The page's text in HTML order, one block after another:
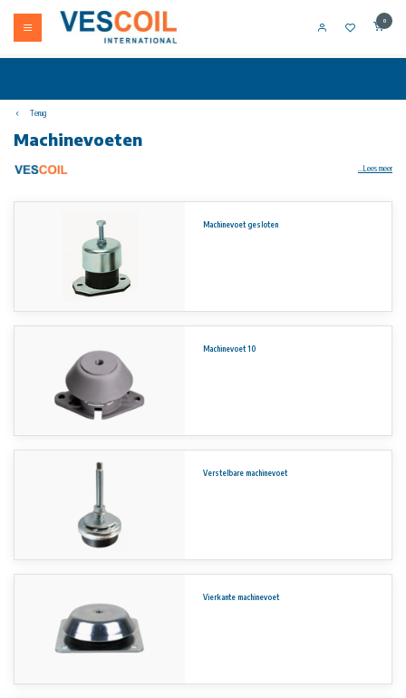
0
Terug
Machinevoeten
Anti-vibratie machine stelvoeten zijn standaard leverbaar in de voet-Ø 80, 120 en 160mm met draadspindels in respectievelijk M12,
Nauwkeurige hoogteverstelling mogelijk door fijne draadgang
De spindel is aan het uiteinde voorzien van een vierkant tbv hoogteverstelling met steeksleutel
Standvast door rubberen anti-slip voet
Toepasbaar op o.a. knip- en zetbanken voor plaatmetaal, spuitgietmachines, draaibanken, snij- en slijpmachines en machines voor de
...Lees meer
Machinevoet gesloten
Machinevoet 10
Verstelbare machinevoet
Vierkante machinevoet